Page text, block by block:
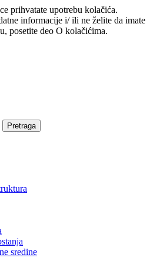
prihvatate upotrebu kolačića.
informacije i/ ili ne želite da imate
posetite deo O kolačićima.
Pretraga
sredine